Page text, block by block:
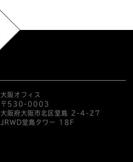
大阪オフィス
〒530-0003
大阪府大阪市北区堂島 2-4-27
JRWD堂島タワー 18F